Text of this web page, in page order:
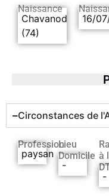
Naissance
Chavanod
(74)
16/
Circonstances de
Profession
paysan
Lieu
Domicile
-
à
-